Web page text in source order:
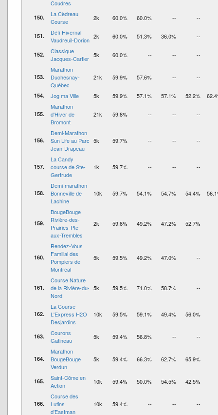
Coudres
150.
La Cèdreau
Course
2k 60.0% 60.0% -- --
151.
Défi Hivernal
Vaudreuil-Dorion 2k 60.0% 51.3% 36.0% --
152.
Classique
Jacques-Cartier 5k 60.0% -- -- --
153.
Marathon
Duchesnay-
Québec
21k 59.9% 57.6% -- --
154. Jog ma Ville 5k 59.9% 57.1% 57.1% 52.2%
155.
Marathon
d'Hiver de
Bromont
21k 59.8% -- -- --
156.
Demi-Marathon
Sun Life au Parc
Jean-Drapeau
5k 59.7% -- -- --
157.
La Candy
course de Ste-
Gertrude
1k 59.7% -- -- --
158.
Demi-marathon
Bonneville de
Lachine
10k 59.7% 54.1% 54.7% 54.4%
159.
BougeBouge
Rivière-des-
Prairies-Pte-
aux-Trembles
2k 59.6% 49.2% 47.2% 52.7%
160.
Rendez-Vous
Familial des
Pompiers de
Montréal
5k 59.5% 49.2% 47.0% --
161.
Course Nature
de la Rivière-du-
Nord
5k 59.5% 71.0% 58.7% --
162.
La Course
L'Express H2O
Desjardins
10k 59.5% 59.1% 49.4% 56.0%
163.
Courons
Gatineau
5k 59.4% 56.8% -- --
164.
Marathon
BougeBouge
Verdun
5k 59.4% 66.3% 62.7% 65.9%
165.
Saint-Côme en
Action
10k 59.4% 50.0% 54.5% 42.5%
166.
Course des
Lutins
d'Eastman
10k 59.4% -- -- --